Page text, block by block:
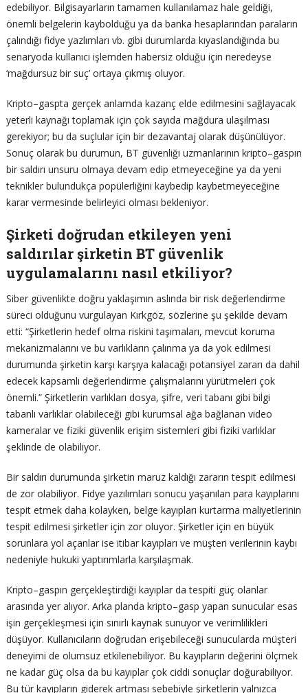
edebiliyor. Bilgisayarların tamamen kullanılamaz hale geldiği,
önemli belgelerin kaybolduğu ya da banka hesaplarından paraların
çalındığı fidye yazlımları vb. gibi durumlarda kıyaslandığında bu
senaryoda kullanıcı işlemden habersiz olduğu için neredeyse
‘mağdursuz bir suç’ ortaya çıkmış oluyor.
Kripto–gaspta gerçek anlamda kazanç elde edilmesini sağlayacak
yeterli kaynağı toplamak için çok sayıda mağdura ulaşılması
gerekiyor; bu da suçlular için bir dezavantaj olarak düşünülüyor.
Sonuç olarak bu durumun, BT güvenliği uzmanlarının kripto–gaspın
bir saldırı unsuru olmaya devam edip etmeyeceğine ya da yeni
teknikler bulundukça popülerliğini kaybedip kaybetmeyeceğine
karar vermesinde belirleyici olması bekleniyor.
Şirketi doğrudan etkileyen yeni
saldırılar şirketin BT güvenlik
uygulamalarını nasıl etkiliyor?
Siber güvenlikte doğru yaklaşımın aslında bir risk değerlendirme
süreci olduğunu vurgulayan Kırkgöz, sözlerine şu şekilde devam
etti: “Şirketlerin hedef olma riskini taşımaları, mevcut koruma
mekanizmalarını ve bu varlıkların çalınma ya da yok edilmesi
durumunda şirketin karşı karşıya kalacağı potansiyel zararı da dahil
edecek kapsamlı değerlendirme çalışmalarını yürütmeleri çok
önemli.” Şirketlerin varlıkları dosya, şifre, veri tabanı gibi bilgi
tabanlı varlıklar olabileceği gibi kurumsal ağa bağlanan video
kameralar ve fiziki güvenlik erişim sistemleri gibi fiziki varlıklar
şeklinde de olabiliyor.
Bir saldırı durumunda şirketin maruz kaldığı zararın tespit edilmesi
de zor olabiliyor. Fidye yazılımları sonucu yaşanılan para kayıplarını
tespit etmek daha kolayken, belge kayıpları kurtarma maliyetlerinin
tespit edilmesi şirketler için zor oluyor. Şirketler için en büyük
sorunlara yol açanlar ise itibar kayıpları ve müşteri verilerinin kaybı
nedeniyle hukuki yaptırımlarla karşılaşmak.
Kripto–gaspın gerçekleştirdiği kayıplar da tespiti güç olanlar
arasında yer alıyor. Arka planda kripto–gasp yapan sunucular esas
işin gerçekleşmesi için sınırlı kaynak sunuyor ve verimlilikleri
düşüyor. Kullanıcıların doğrudan erişebileceği sunucularda müşteri
deneyimi de olumsuz etkilenebiliyor. Bu kayıpların değerini ölçmek
ne kadar güç olsa da bu kayıplar çok ciddi sonuçlar doğurabiliyor.
Bu tür kayıpların giderek artması sebebiyle şirketlerin yalnızca